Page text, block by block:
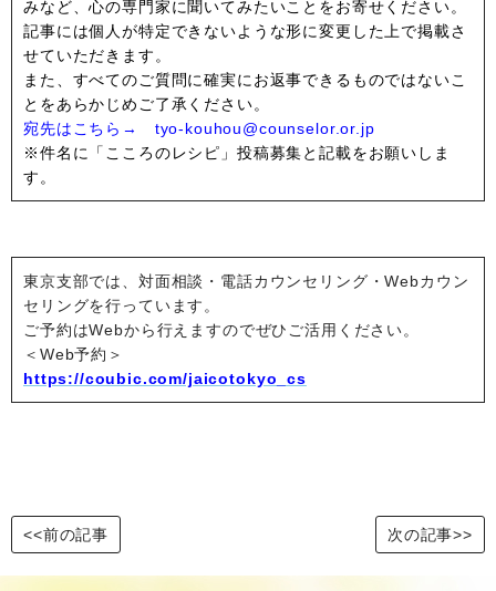
みなど、心の専門家に聞いてみたいことをお寄せください。
記事には個人が特定できないような形に変更した上で掲載さ
せていただきます。
また、すべてのご質問に確実にお返事できるものではないこ
とをあらかじめご了承ください。
宛先はこちら→ tyo-kouhou@counselor.or.jp
※件名に「こころのレシピ」投稿募集と記載をお願いしま
す。
東京支部では、対面相談・電話カウンセリング・Webカウン
セリングを行っています。
ご予約はWebから行えますのでぜひご活用ください。
＜Web予約＞
https://coubic.com/jaicotokyo_cs
<<前の記事 次の記事>>